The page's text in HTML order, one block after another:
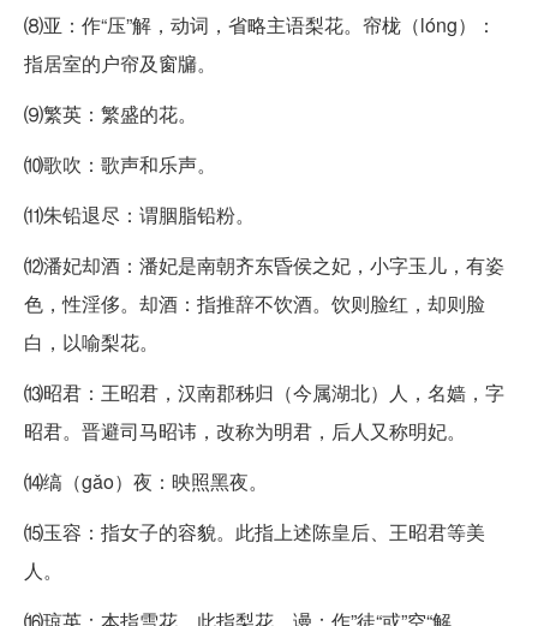
⑻亚：作“压”解，动词，省略主语梨花。帘栊（lóng）：
指居室的户帘及窗牖。
⑼繁英：繁盛的花。
⑽歌吹：歌声和乐声。
⑾朱铅退尽：谓胭脂铅粉。
⑿潘妃却酒：潘妃是南朝齐东昏侯之妃，小字玉儿，有姿
色，性淫侈。却酒：指推辞不饮酒。饮则脸红，却则脸
白，以喻梨花。
⒀昭君：王昭君，汉南郡秭归（今属湖北）人，名嫱，字
昭君。晋避司马昭讳，改称为明君，后人又称明妃。
⒁缟（gǎo）夜：映照黑夜。
⒂玉容：指女子的容貌。此指上述陈皇后、王昭君等美
人。